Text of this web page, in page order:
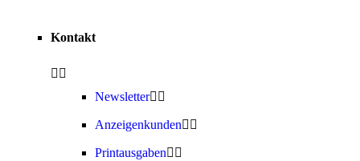
Kontakt
Newsletter
Anzeigenkunden
Printausgaben